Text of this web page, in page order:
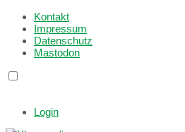
Kontakt
Impressum
Datenschutz
Mastodon
Login